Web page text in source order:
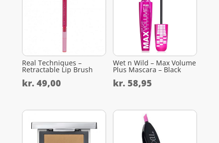
Real Techniques –
Retractable Lip Brush
kr.49,00
Wet n Wild – Max Volume
Plus Mascara – Black
kr. 58,95